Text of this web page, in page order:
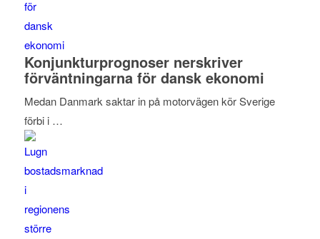
Konjunkturprognoser nerskriver
förväntningarna för dansk ekonomi
Medan Danmark saktar in på motorvägen kör Sverige
förbi i …